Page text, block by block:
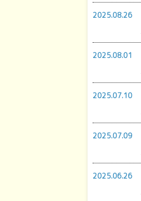
2025.08.26
2025.08.01
2025.07.10
2025.07.09
2025.06.26